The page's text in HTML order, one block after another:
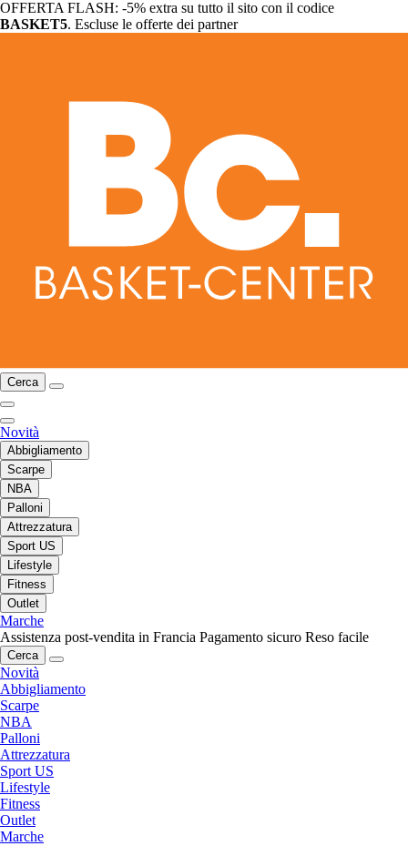
OFFERTA FLASH: -5% extra su tutto il sito con il codice
BASKET5. Escluse le offerte dei partner
Cerca
Novità
Abbigliamento
Scarpe
NBA
Palloni
Attrezzatura
Sport US
Lifestyle
Fitness
Outlet
Marche
Assistenza post-vendita in Francia Pagamento sicuro Reso facile
Cerca
Novità
Abbigliamento
Scarpe
NBA
Palloni
Attrezzatura
Sport US
Lifestyle
Fitness
Outlet
Marche